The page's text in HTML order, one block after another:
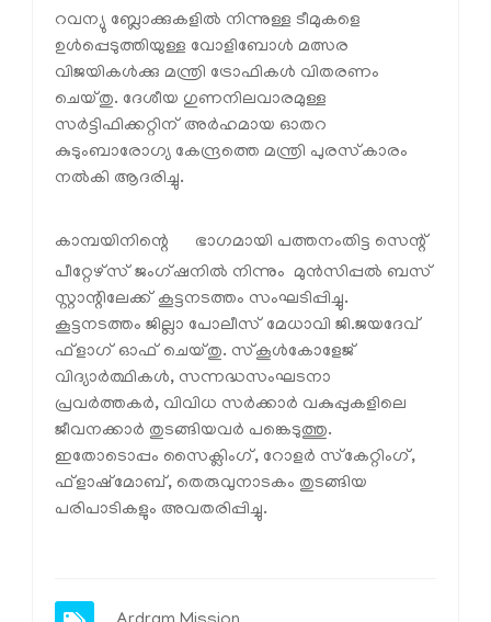
റവന്യു ബ്ലോക്കുകളില്‍ നിന്നുള്ള ടീമുകളെ
ഉള്‍പ്പെടുത്തിയുള്ള വോളിബോള്‍ മത്സര
വിജയികള്‍ക്കു മന്ത്രി ട്രോഫികള്‍ വിതരണം
ചെയ്തു. ദേശീയ ഗുണനിലവാരമുള്ള
സര്‍ട്ടിഫിക്കറ്റിന് അര്‍ഹമായ ഓതറ
കുടുംബാരോഗ്യ കേന്ദ്രത്തെ മന്ത്രി പുരസ്‌കാരം
നല്‍കി ആദരിച്ചു.
കാമ്പയിനിന്റെ
ഭാഗമായി പത്തനംതിട്ട സെന്റ്
പീറ്റേഴ്‌സ് ജംഗ്ഷനില്‍ നിന്നും മുന്‍സിപ്പല്‍ ബസ്
സ്റ്റാന്റിലേക്ക് കൂട്ടനടത്തം സംഘടിപ്പിച്ചു.
കൂട്ടനടത്തം ജില്ലാ പോലീസ് മേധാവി ജി.ജയദേവ്
ഫ്‌ളാഗ് ഓഫ് ചെയ്തു. സ്‌കൂള്‍കോളേജ്
വിദ്യാര്‍ത്ഥികള്‍, സന്നദ്ധസംഘടനാ
പ്രവര്‍ത്തകര്‍, വിവിധ സര്‍ക്കാര്‍ വകുപ്പുകളിലെ
ജീവനക്കാര്‍ തുടങ്ങിയവര്‍ പങ്കെടുത്തു.
ഇതോടൊപ്പം സൈക്ലിംഗ്, റോളര്‍ സ്‌കേറ്റിംഗ്,
ഫ്‌ളാഷ്‌മോബ്, തെരുവുനാടകം തുടങ്ങിയ
പരിപാടികളും അവതരിപ്പിച്ചു.